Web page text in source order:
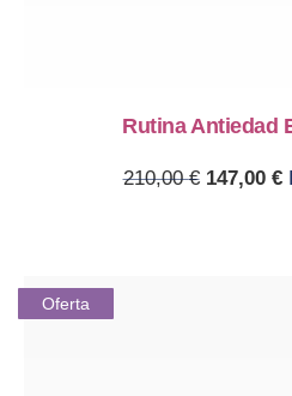
Rutina Antiedad
210,00€ Original
147,00 €
Oferta